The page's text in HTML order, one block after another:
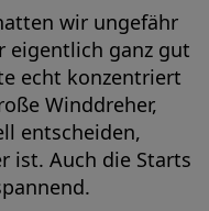
wir ungefähr
eigentlich ganz gut
echt konzentriert
Winddreher,
entscheiden,
ist. Auch die Starts